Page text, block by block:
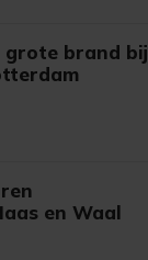
grote brand bij
en Waal